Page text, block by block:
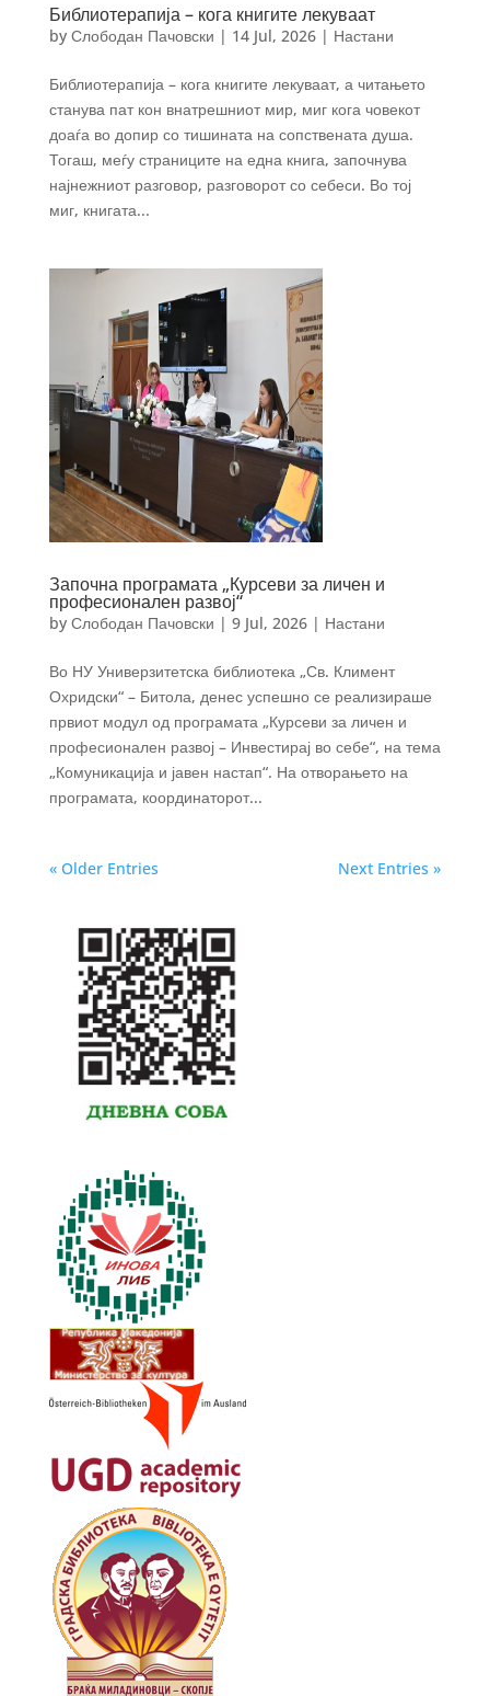
Библиотерапија – кога книгите лекуваат
by Слободан Пачовски | 14 Jul, 2026| Настани
Библиотерапија – кога книгите лекуваат, а читањето
станува пат кон внатрешниот мир, миг кога човекот
доаѓа во допир со тишината на сопствената душа.
Тогаш, меѓу страниците на една книга, започнува
најнежниот разговор, разговорот со себеси. Во тој
миг, книгата...
Започна програмата „Курсеви за личен и
професионален развој“
by Слободан Пачовски | 9 Jul, 2026| Настани
Во НУ Универзитетска библиотека „Св. Климент
Охридски“ – Битола, денес успешно се реализираше
првиот модул од програмата „Курсеви за личен и
професионален развој – Инвестирај во себе“, на тема
„Комуникација и јавен настап“. На отворањето на
програмата, координаторот...
« Older Entries Next Entries »